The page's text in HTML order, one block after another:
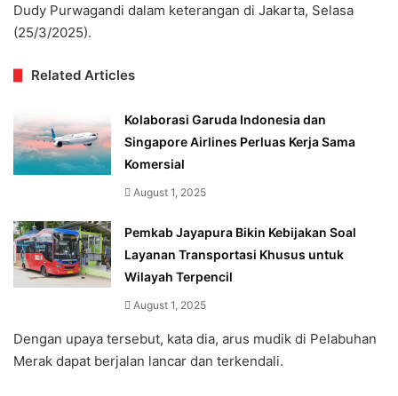
Dudy Purwagandi dalam keterangan di Jakarta, Selasa
(25/3/2025).
Related Articles
Kolaborasi Garuda Indonesia dan
Singapore Airlines Perluas Kerja Sama
Komersial
August 1, 2025
Pemkab Jayapura Bikin Kebijakan Soal
Layanan Transportasi Khusus untuk
Wilayah Terpencil
August 1, 2025
Dengan upaya tersebut, kata dia, arus mudik di Pelabuhan
Merak dapat berjalan lancar dan terkendali.